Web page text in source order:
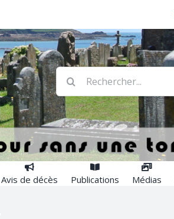
Rechercher:
Avis de décès Publications Médias